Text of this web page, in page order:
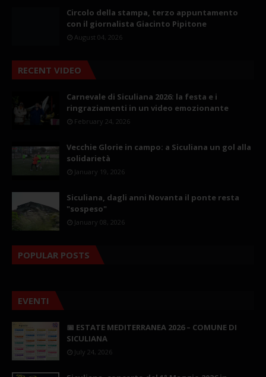
Circolo della stampa, terzo appuntamento
con il giornalista Giacinto Pipitone
August 04, 2026
RECENT VIDEO
Carnevale di Siculiana 2026: la festa e i
ringraziamenti in un video emozionante
February 24, 2026
Vecchie Glorie in campo: a Siculiana un gol alla
solidarietà
January 19, 2026
Siculiana, dagli anni Novanta il ponte resta
"sospeso"
January 08, 2026
POPULAR POSTS
EVENTI
📅 ESTATE MEDITERRANEA 2026 – COMUNE DI
SICULIANA
July 24, 2026